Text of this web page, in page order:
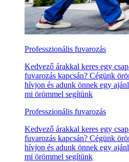
Professzionális fuvarozás
Kedvező árakkal keres egy
fuvarozás kapcsán? Cégünk
hívjon és adunk önnek egy
mi örömmel segítünk
Professzionális fuvarozás
Kedvező árakkal keres egy
fuvarozás kapcsán? Cégünk
hívjon és adunk önnek egy
mi örömmel segítünk